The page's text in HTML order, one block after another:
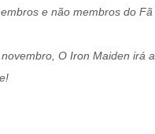
e não membros do
O Iron Maiden irá